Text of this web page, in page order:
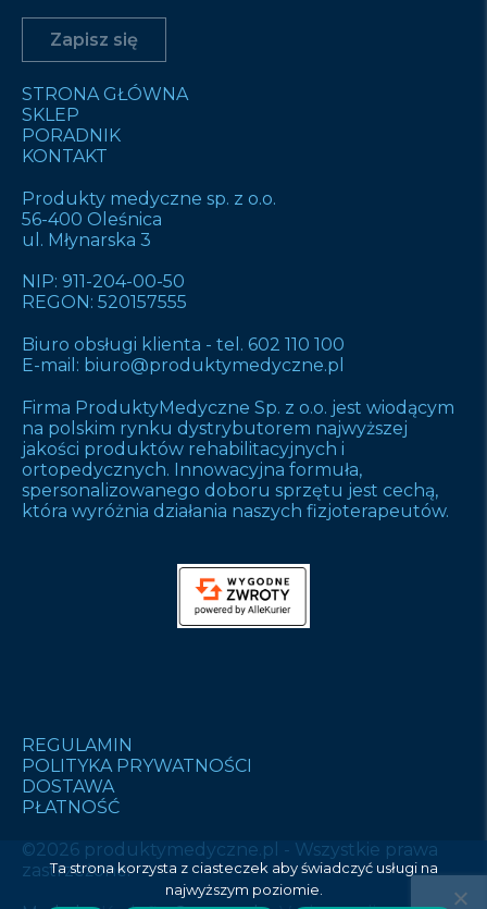
STRONA GŁÓWNA
SKLEP
PORADNIK
KONTAKT
Produkty medyczne sp. z o.o.
56-400 Oleśnica
ul. Młynarska 3
NIP: 911-204-00-50
REGON: 520157555
Biuro obsługi klienta - tel. 602 110 100
E-mail: biuro@produktymedyczne.pl
Firma ProduktyMedyczne Sp. z o.o. jest wiodącym
na polskim rynku dystrybutorem najwyższej
jakości produktów rehabilitacyjnych i
ortopedycznych. Innowacyjna formuła,
spersonalizowanego doboru sprzętu jest cechą,
która wyróżnia działania naszych fizjoterapeutów.
REGULAMIN
POLITYKA PRYWATNOŚCI
DOSTAWA
PŁATNOŚĆ
©2026 produktymedyczne.pl - Wszystkie prawa
zastrzeżone.
Ta strona korzysta z ciasteczek aby świadczyć usługi na
najwyższym poziomie.